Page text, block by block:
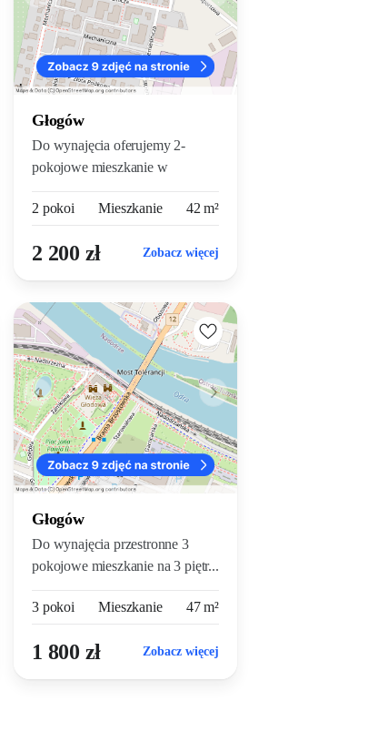
Głogów
Do wynajęcia oferujemy 2-
pokojowe mieszkanie w
2 pokoi
Mieszkanie 42 m²
2 200 zł Zobacz więcej
Głogów
Do wynajęcia przestronne 3
pokojowe mieszkanie na 3 piętr...
3 pokoi Mieszkanie 47 m²
1 800 zł Zobacz więcej